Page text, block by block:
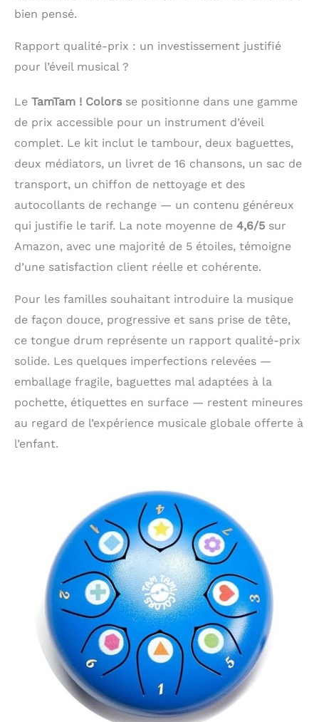
bien pensé.
Rapport qualité-prix : un investissement justifié
pour l’éveil musical ?
Le TamTam ! Colors se positionne dans une gamme
de prix accessible pour un instrument d’éveil
complet. Le kit inclut le tambour, deux baguettes,
deux médiators, un livret de 16 chansons, un sac de
transport, un chiffon de nettoyage et des
autocollants de rechange — un contenu généreux
qui justifie le tarif. La note moyenne de 4,6/5 sur
Amazon, avec une majorité de 5 étoiles, témoigne
d’une satisfaction client réelle et cohérente.
Pour les familles souhaitant introduire la musique
de façon douce, progressive et sans prise de tête,
ce tongue drum représente un rapport qualité-prix
solide. Les quelques imperfections relevées —
emballage fragile, baguettes mal adaptées à la
pochette, étiquettes en surface — restent mineures
au regard de l’expérience musicale globale offerte à
l’enfant.